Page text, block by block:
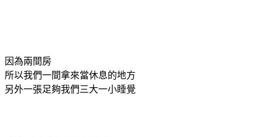
因為兩間房
所以我們一間拿來當休息的地方
另外一張足夠我們三大一小睡覺